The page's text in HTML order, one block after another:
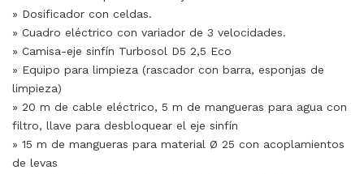
» Dosificador con celdas.
» Cuadro eléctrico con variador de 3 velocidades.
» Camisa-eje sinfín Turbosol D5 2,5 Eco
» Equipo para limpieza (rascador con barra, esponjas de
limpieza)
» 20 m de cable eléctrico, 5 m de mangueras para agua con
filtro, llave para desbloquear el eje sinfín
» 15 m de mangueras para material Ø 25 con acoplamientos
de levas